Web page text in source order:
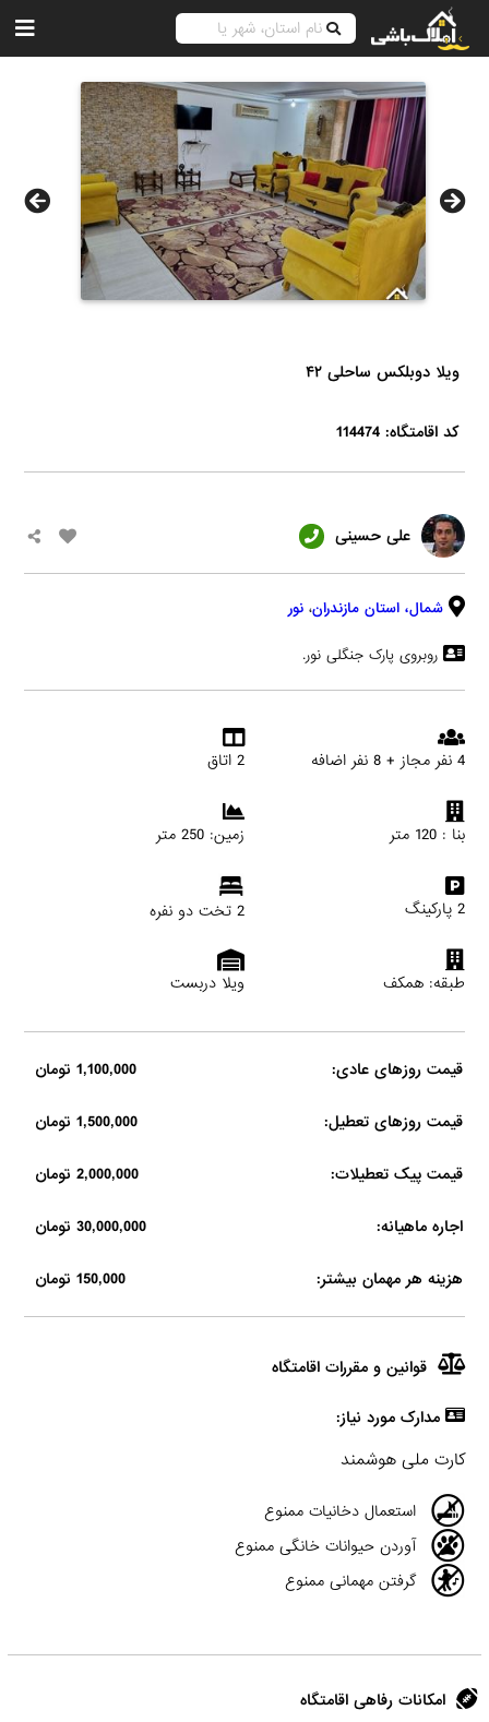
ویلا دوبلکس ساحلی ۴۲
کد اقامتگاه: 114474
علی حسینی
شمال، استان مازندران، نور
روبروی پارک جنگلی نور.
4 نفر مجاز + 8 نفر اضافه 2 اتاق
بنا : 120 متر زمین: 250 متر
2 پارکینگ 2 تخت دو نفره
طبقه: همکف ویلا دربست
قیمت روزهای عادی: 1,100,000 تومان
قیمت روزهای تعطیل: 1,500,000 تومان
قیمت پیک تعطیلات: 2,000,000 تومان
اجاره ماهیانه: 30,000,000 تومان
هزینه هر مهمان بیشتر: 150,000 تومان
قوانین و مقررات اقامتگاه
مدارک مورد نیاز:
کارت ملی هوشمند
استعمال دخانیات ممنوع
آوردن حیوانات خانگی ممنوع
گرفتن مهمانی ممنوع
امکانات رفاهی اقامتگاه